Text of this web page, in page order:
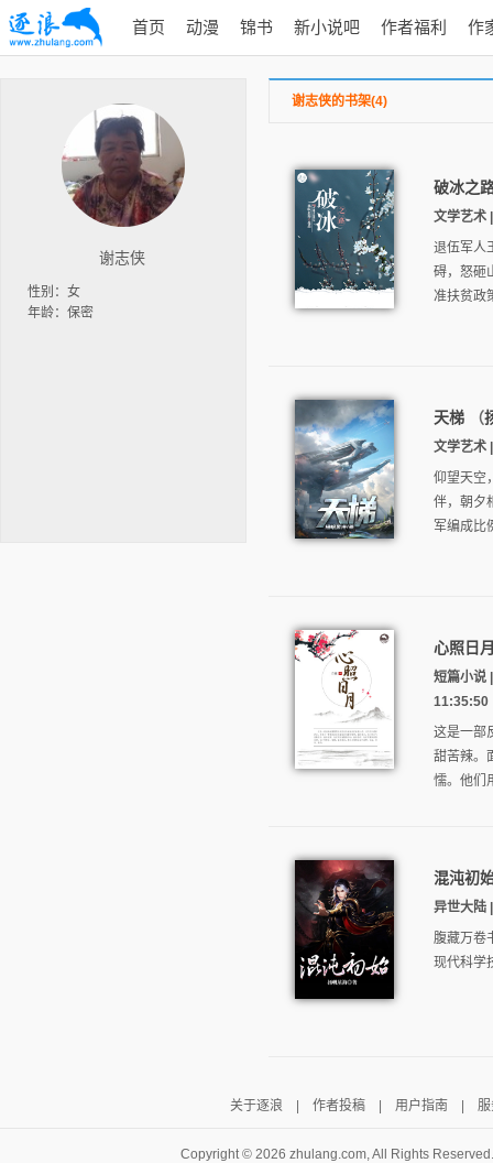
首页 动漫 锦书 新小说吧 作者福利 作
谢志侠
性别：女
年龄：保密
谢志侠的书架(4)
破冰之
文学艺术
退伍军人
碍，怒砸
准扶贫政
天梯 （
文学艺术
仰望天空
伴，朝夕
军编成比
心照日
短篇小说
11:35:50
这是一部
甜苦辣。
懦。他们
混沌初
异世大陆
腹藏万卷
现代科学
关于逐浪 作者投稿| 用户指南 服
Copyright © 2026 zhulang.com, All Rights